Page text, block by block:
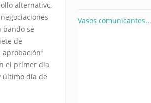
alternativo,
bando se
de
el primer día
último día de
Vasos comunicantes...